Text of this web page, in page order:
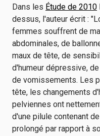
Dans les Étude de 2010
dessus, l'auteur écrit :
femmes souffrent de
abdominales, de
maux de tête, de
d'humeur dépressive,
de vomissements. Les
tête, les changements
pelviennes ont
d'une pilule contenant
prolongé par rapport à